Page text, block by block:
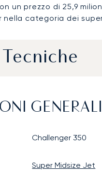
un prezzo di 25,9
nella categoria dei
GENERALI
Challenger 350
Super Midsize Jet